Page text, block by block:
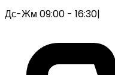
Дс-Жм 09:00 - 16:30|